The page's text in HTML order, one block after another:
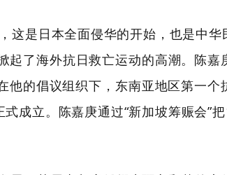
这是日本全面侵华的开始，也是中
起了海外抗日救亡运动的高潮。陈
他的倡议组织下，东南亚地区第一
式成立。陈嘉庚通过“新加坡筹赈会